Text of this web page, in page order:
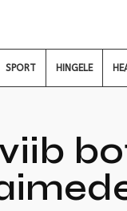
SPORT HINGELE